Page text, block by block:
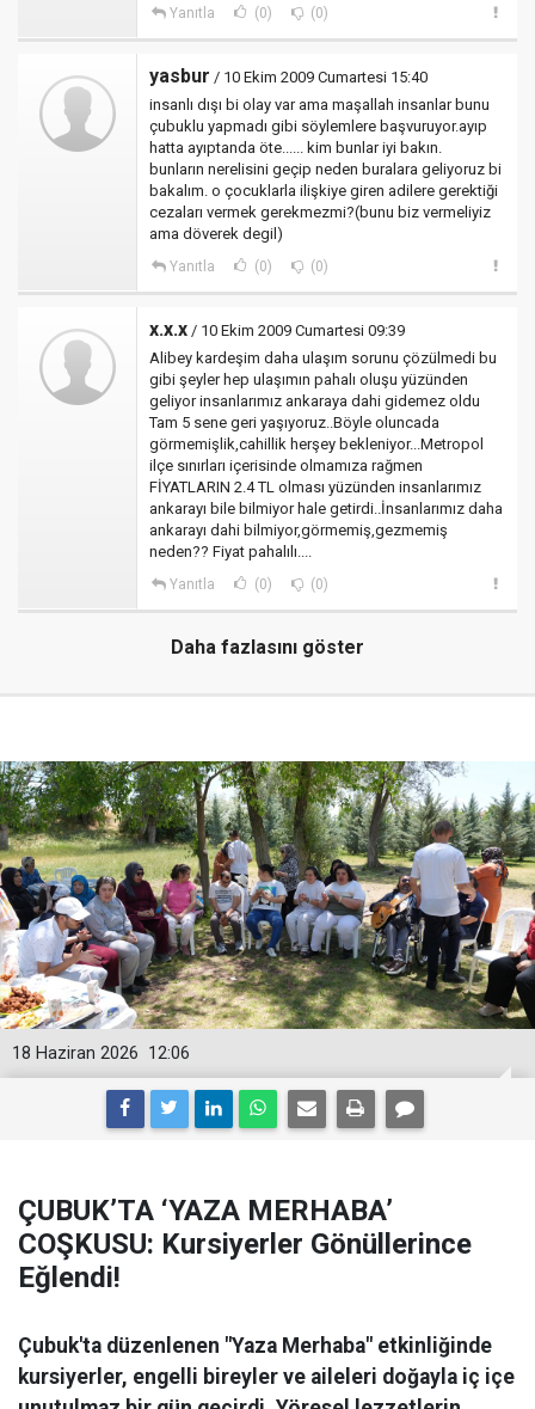
Yanıtla (0) (0)
yasbur / 10 Ekim 2009 Cumartesi 15:40
insanlı dışı bi olay var ama maşallah insanlar bunu
çubuklu yapmadı gibi söylemlere başvuruyor.ayıp
hatta ayıptanda öte...... kim bunlar iyi bakın.
bunların nerelisini geçip neden buralara geliyoruz bi
bakalım. o çocuklarla ilişkiye giren adilere gerektiği
cezaları vermek gerekmezmi?(bunu biz vermeliyiz
ama döverek degil)
Yanıtla (0) (0)
x.x.x / 10 Ekim 2009 Cumartesi 09:39
Alibey kardeşim daha ulaşım sorunu çözülmedi bu
gibi şeyler hep ulaşımın pahalı oluşu yüzünden
geliyor insanlarımız ankaraya dahi gidemez oldu
Tam 5 sene geri yaşıyoruz..Böyle oluncada
görmemişlik,cahillik herşey bekleniyor...Metropol
ilçe sınırları içerisinde olmamıza rağmen
FİYATLARIN 2.4 TL olması yüzünden insanlarımız
ankarayı bile bilmiyor hale getirdi..İnsanlarımız daha
ankarayı dahi bilmiyor,görmemiş,gezmemiş
neden?? Fiyat pahalılı....
Yanıtla (0) (0)
Daha fazlasını göster
12:06
18 Haziran 2026
ÇUBUK’TA ‘YAZA MERHABA’
COŞKUSU: Kursiyerler Gönüllerince
Eğlendi!
Çubuk'ta düzenlenen "Yaza Merhaba" etkinliğinde
kursiyerler, engelli bireyler ve aileleri doğayla iç içe